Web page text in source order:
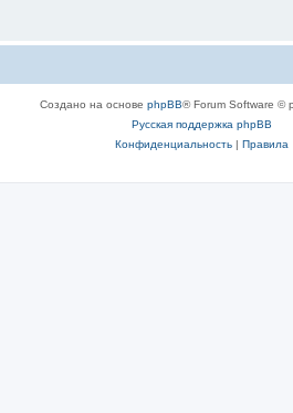
Создано на основе phpBB® Forum Software ©
Русская поддержка phpBB
Конфиденциальность| Правила